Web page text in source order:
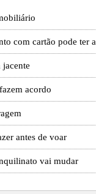
com cartão pode ter
jacente
acordo
antes de voar
vai mudar